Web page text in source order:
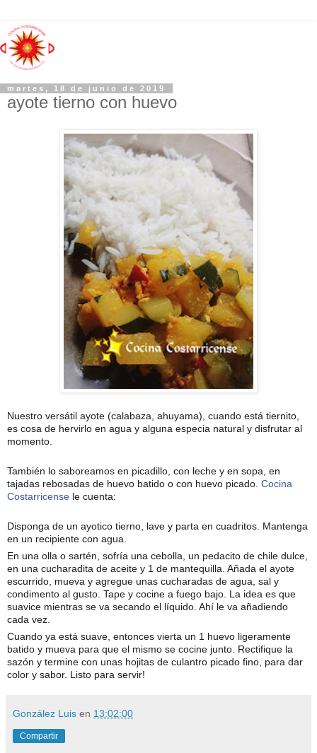
martes, 18 de junio de 2019
ayote tierno con huevo
Nuestro versátil ayote (calabaza, ahuyama), cuando está tiernito,
es cosa de hervirlo en agua y alguna especia natural y disfrutar al
momento.
También lo saboreamos en picadillo, con leche y en sopa, en
tajadas rebosadas de huevo batido o con huevo picado. Cocina
Costarricense le cuenta:
Disponga de un ayotico tierno, lave y parta en cuadritos. Mantenga
en un recipiente con agua.
En una olla o sartén, sofría una cebolla, un pedacito de chile dulce,
en una cucharadita de aceite y 1 de mantequilla. Añada el ayote
escurrido, mueva y agregue unas cucharadas de agua, sal y
condimento al gusto. Tape y cocine a fuego bajo. La idea es que
suavice mientras se va secando el líquido. Ahí le va añadiendo
cada vez.
Cuando ya está suave, entonces vierta un 1 huevo ligeramente
batido y mueva para que el mismo se cocine junto. Rectifique la
sazón y termine con unas hojitas de culantro picado fino, para dar
color y sabor. Listo para servir!
González Luis en 13:02:00
Compartir